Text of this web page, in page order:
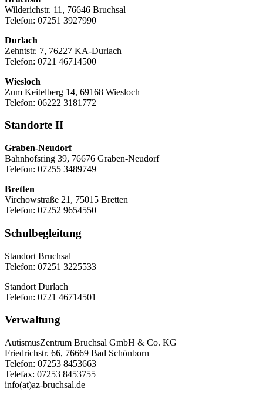
Wilderichstr. 11, 76646 Bruchsal
Telefon: 07251 3927990
Durlach
Zehntstr. 7, 76227 KA-Durlach
Telefon: 0721 46714500
Wiesloch
Zum Keitelberg 14, 69168 Wiesloch
Telefon: 06222 3181772
Standorte II
Graben-Neudorf
Bahnhofsring 39, 76676 Graben-Neudorf
Telefon: 07255 3489749
Bretten
Virchowstraße 21, 75015 Bretten
Telefon: 07252 9654550
Schulbegleitung
Standort Bruchsal
Telefon: 07251 3225533
Standort Durlach
Telefon: 0721 46714501
Verwaltung
AutismusZentrum Bruchsal GmbH & Co. KG
Friedrichstr. 66, 76669 Bad Schönborn
Telefon: 07253 8453663
Telefax: 07253 8453755
info(at)az-bruchsal.de